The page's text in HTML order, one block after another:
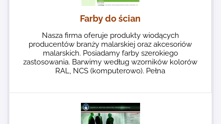
Farby do ścian
Nasza firma oferuje produkty wiodących
producentów branży malarskiej oraz akcesoriów
malarskich. Posiadamy farby szerokiego
zastosowania. Barwimy według wzorników kolorów
RAL, NCS (komputerowo). Pełna